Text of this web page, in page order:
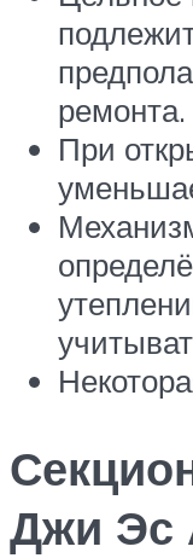
ремонта.
При
Джи Эс